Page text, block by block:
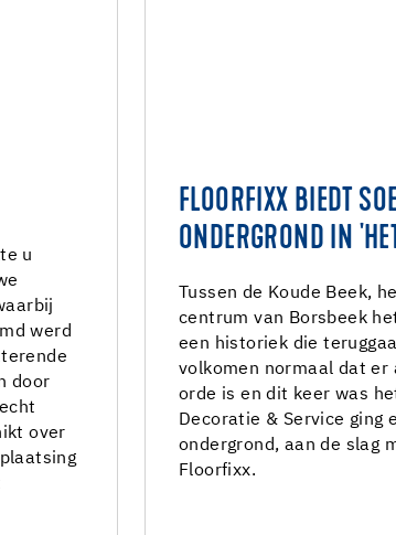
u
werd
door
over
FLOORFIXX BIEDT
ONDERGROND IN
Tussen de Koude Beek,
centrum van Borsbeek
een historiek die
volkomen normaal dat er
orde is en dit keer was
Decoratie & Service ging
ondergrond, aan de slag
Floorfixx.